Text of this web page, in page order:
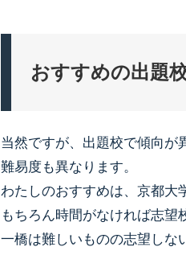
おすすめの出題
当然ですが、出題校で傾向が
難易度も異なります。
わたしのおすすめは、京都
もちろん時間がなければ志望
一橋は難しいものの志望しな